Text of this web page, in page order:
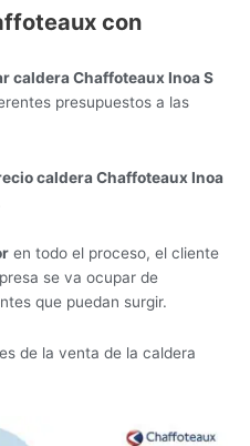
con
caldera Chaffoteaux Inoa S
presupuestos a las
caldera Chaffoteaux Inoa
en todo el proceso, el cliente
se va ocupar de
que puedan surgir.
de la venta de la caldera